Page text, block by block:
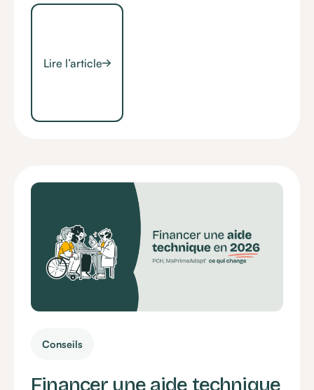
Lire l’article
Conseils
Financer une aide technique